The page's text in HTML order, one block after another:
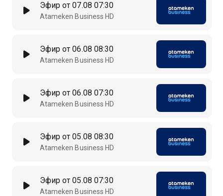
Эфир от 07.08 07:30
Atameken Business HD
Эфир от 06.08 08:30
Atameken Business HD
Эфир от 06.08 07:30
Atameken Business HD
Эфир от 05.08 08:30
Atameken Business HD
Эфир от 05.08 07:30
Atameken Business HD